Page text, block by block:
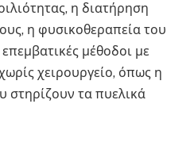
η διατήρηση
η φυσικοθεραπεία του
μέθοδοι με
χειρουργείο, όπως η
τα πυελικά